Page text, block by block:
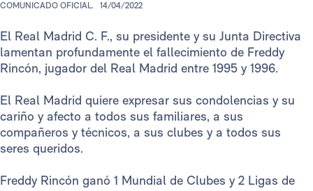
COMUNICADO OFICIAL. 14/04/2022
El Real Madrid C. F., su presidente y su Junta Directiva
lamentan profundamente el fallecimiento de Freddy
Rincón, jugador del Real Madrid entre 1995 y 1996.
El Real Madrid quiere expresar sus condolencias y su
cariño y afecto a todos sus familiares, a sus
compañeros y técnicos, a sus clubes y a todos sus
seres queridos.
Freddy Rincón ganó 1 Mundial de Clubes y 2 Ligas de